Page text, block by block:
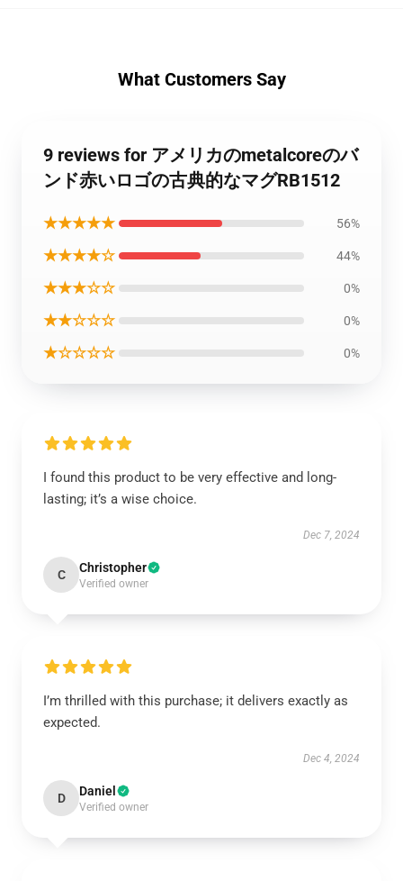
What Customers Say
9 reviews for アメリカのmetalcoreのバ
ンド赤いロゴの古典的なマグRB1512
★★★★★ 56%
★★★★☆ 44%
★★★☆☆ 0%
★★☆☆☆ 0%
★☆☆☆☆ 0%
I found this product to be very effective and long-
lasting; it’s a wise choice.
Dec 7, 2024
C Christopher
Verified owner
I’m thrilled with this purchase; it delivers exactly as
expected.
Dec 4, 2024
D Daniel
Verified owner